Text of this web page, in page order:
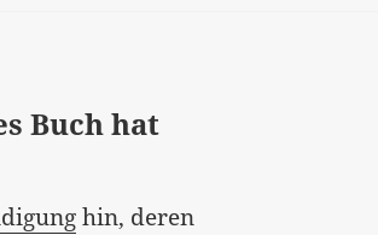
Buch hat
hin, deren